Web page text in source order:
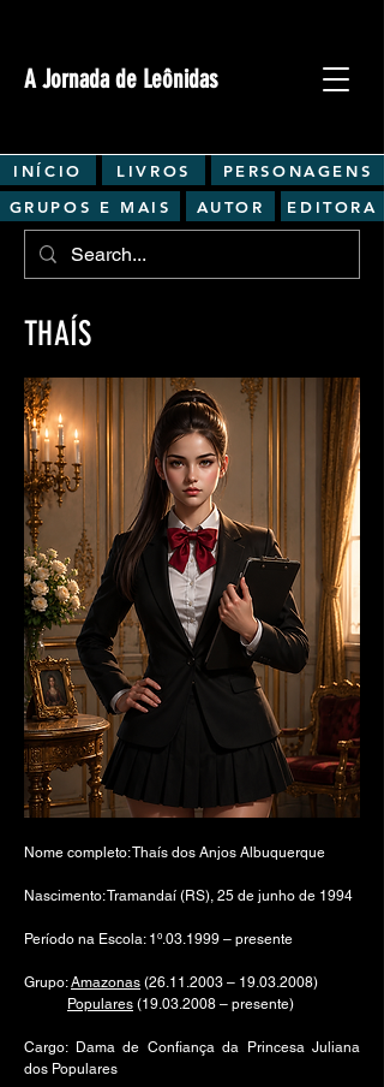
A Jornada de Leônidas
INÍCIO LIVROS
PERSONAGENS
GRUPOS E MAIS
AUTOR EDITORA
THAÍS
Nome completo: Thaís dos Anjos Albuquerque
Nascimento: Tramandaí (RS), 25 de junho de 1994
Período na Escola: 1º.03.1999 – presente
Grupo:Amazonas (26.11.2003 – 19.03.2008)
Populares (19.03.2008 – presente)
Cargo: Dama de Confiança da Princesa Juliana
dos Populares